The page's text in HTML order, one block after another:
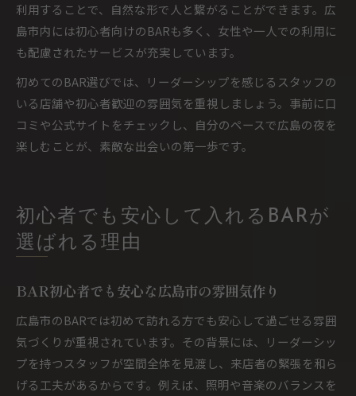
利用することで、自然な形で人と繋がることができます。広
島市内には初心者向けのBARも多く、女性や一人での利用に
も配慮されたサービスが充実しています。
初めてのBAR選びでは、リーダーシップを感じるスタッフの
いる店舗や初心者歓迎の雰囲気を重視しましょう。事前に口
コミや公式サイトをチェックし、自分のペースで広島の夜を
楽しむことが、素敵な出会いの第一歩です。
初心者でも安心して入れるBARが
選ばれる理由
BAR初心者でも安心な広島市の雰囲気作り
広島市のBARでは初めて訪れる方でも安心して過ごせる雰囲
気づくりが重視されています。その背景には、リーダーシッ
プを持つスタッフが空間全体を見渡し、来店者の緊張を和ら
げる工夫があるからです。例えば、照明や音楽のバランスを